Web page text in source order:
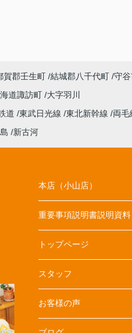
賀郡壬生町 結城郡八千代町 守
道諏訪町 大字羽川
道 東武日光線 東北新幹線 両毛
新古河
本店（小山店）
重要事項説明書説明資料
トップページ
スタッフ
お客様の声